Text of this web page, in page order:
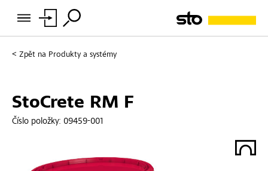
Zpět na Produkty a systémy
StoCrete RM F
Číslo položky: 09459-001